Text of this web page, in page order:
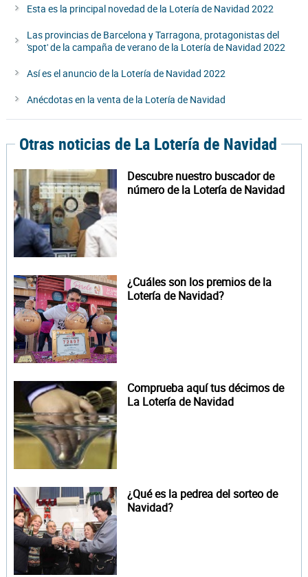
Esta es la principal novedad de la Lotería de Navidad 2022
Las provincias de Barcelona y Tarragona, protagonistas del
'spot' de la campaña de verano de la Lotería de Navidad 2022
Así es el anuncio de la Lotería de Navidad 2022
Anécdotas en la venta de la Lotería de Navidad
Otras noticias de La Lotería de Navidad
Descubre nuestro buscador de
número de la Lotería de Navidad
¿Cuáles son los premios de la
Lotería de Navidad?
Comprueba aquí tus décimos de
La Lotería de Navidad
¿Qué es la pedrea del sorteo de
Navidad?